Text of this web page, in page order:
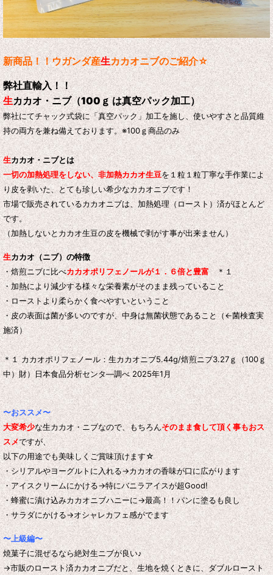
新商品！！ウガンダ産生カカオニブのご紹介☆
弊社直輸入！！
生カカオ・ニブ（100ｇ は真空パック加工）
弊社にてチャック式袋に「真空パック」加工を施し、使いやすさと品質維
持の両方を兼ね備えております。※100ｇ商品のみ
生カカオ・ニブとは
一切の加熱処理をしない、非加熱カカオ生豆を１粒１粒丁寧な手作業によ
り皮を剥いた、とても珍しい希少なカカオニブです！
市場で販売されているカカオニブは、加熱処理（ロースト）済がほとんど
です。
（加熱しないとカカオ生豆の皮を機械で剥がす事が出来ません）
生カカオ（ニブ）の特徴
・焙煎ニブに比べカカオポリフェノールが１．６倍と豊富＊１
・加熱により減少する様々な栄養素がそのまま残っていること
・ローストより柔らかく食べやすいということ
・皮の表面は菌が多いのですが、中身は無菌状態であること（←菌検査実
施済）
＊１ カカオポリフェノール：生カカオニブ5.44g/焙煎ニブ3.27ｇ（100ｇ
中）財）日本食品分析センタ―調べ 2025年1月
〜おススメ〜
大変希少な生カカオ・ニブなので、もちろんそのまま食して頂く事もおス
スメですが、
以下の用途でも美味しくご賞味頂けます☆
・シリアルやヨーグルトに入れる→カカオの香味が口に広がります
・アイスクリームにかける→特にバニラアイスが超Good!
・蜂蜜に漬け込みカカオニブハニーに→最高！！パンに塗るも良し
・サラダにかける→オシャレカフェ感がでます
〜上級編〜
焼菓子に混ぜるなら絶対生ニブが良い♪
→市販のロースト済カカオニブだと、生地を焼くときに、ダブルロースト